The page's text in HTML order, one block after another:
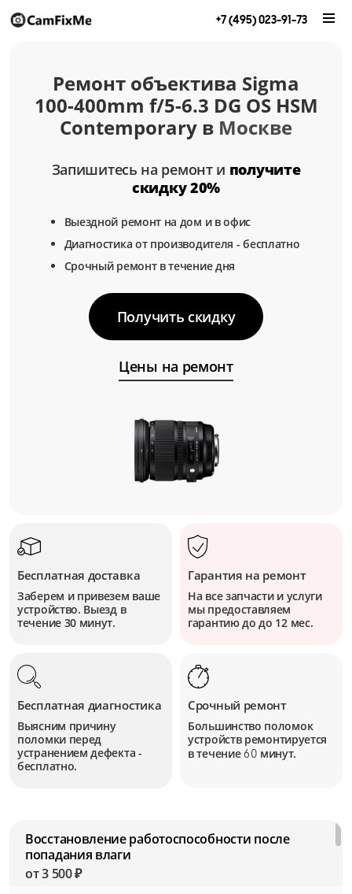
+7 (495) 023-91-73
Ремонт объектива Sigma
100-400mm f/5-6.3 DG OS HSM
Contemporary в Москве
Запишитесь на ремонт и получите
скидку 20%
Выездной ремонт на дом и в офис
Диагностика от производителя - бесплатно
Срочный ремонт в течение дня
Получить скидку
Цены на ремонт
Бесплатная доставка
Заберем и привезем ваше
устройство. Выезд в
течение 30 минут.
Гарантия на ремонт
На все запчасти и услуги
мы предоставляем
гарантию до до 12 мес.
Бесплатная диагностика
Выясним причину
поломки перед
устранением дефекта -
бесплатно.
Срочный ремонт
Большинство поломок
устройств ремонтируется
в течение60 минут.
Восстановление работоспособности после
попадания влаги
от 3 500 ₽